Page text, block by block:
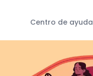
Centro de ayuda